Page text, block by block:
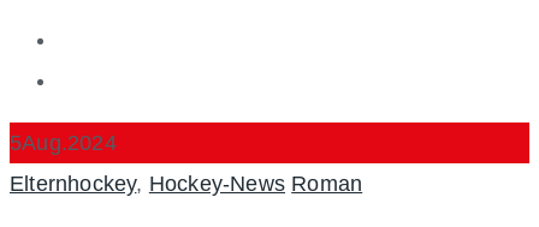
5Aug.2024
Categories
Elternhockey, Hockey-News Author
Roman